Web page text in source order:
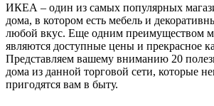
ИКЕА – один из самых популярных
дома, в котором есть мебель и
любой вкус. Еще одним преимуществом
являются доступные цены и прекрасное
Представляем вашему вниманию 20
дома из данной торговой сети, которые
пригодятся вам в быту.